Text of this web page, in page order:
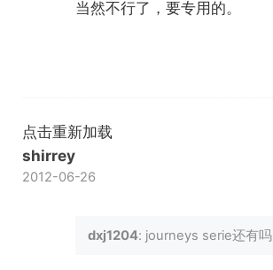
当然不行了，要专用的。
点击重新加载
shirrey
2012-06-26
dxj1204: journeys serie还有吗